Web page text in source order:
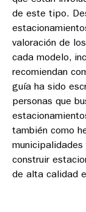
de este tipo.
valoración de
cada modelo,
recomiendan
guía ha sido
personas que
también como
construir
de alta calidad